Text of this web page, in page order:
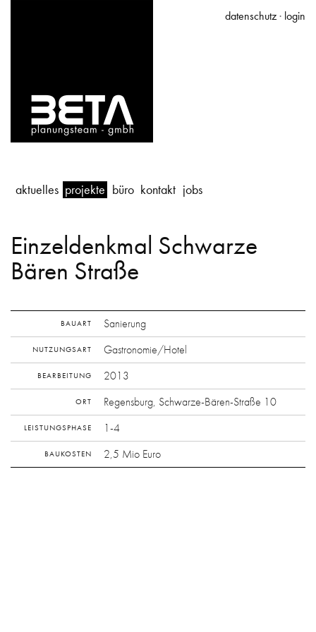
aktuelles projekte büro kontakt jobs
Einzeldenkmal Schwarze
Bären Straße
BAUART Sanierung
NUTZUNGSART Gastronomie/Hotel
BEARBEITUNG 2013
ORT Regensburg, Schwarze-Bären-Straße 10
LEISTUNGSPHASE 1-4
BAUKOSTEN 2,5 Mio Euro
datenschutz· login